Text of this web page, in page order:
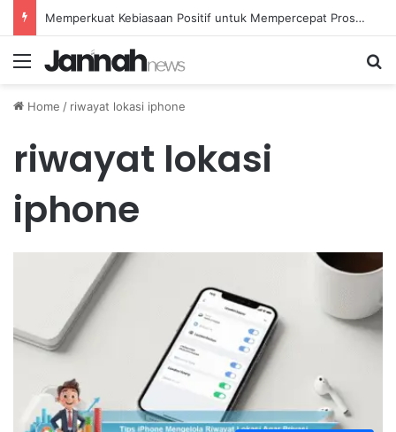
Memperkuat Kebiasaan Positif untuk Mempercepat Proses Pemulihan Mental Anda
Menu
Home / riwayat lokasi iphone
riwayat lokasi
iphone